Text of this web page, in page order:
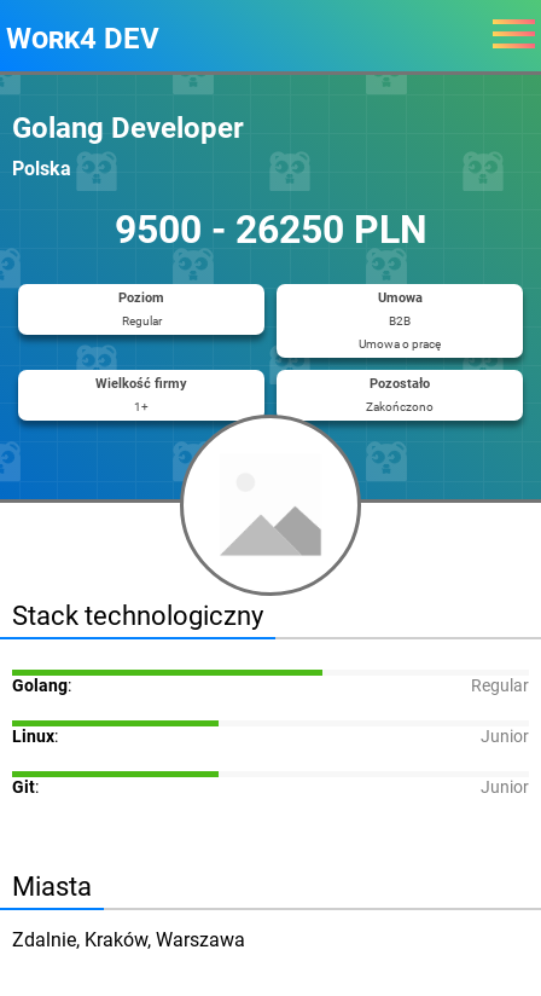
Work4 DEV
Golang Developer
Polska
9500 - 26250 PLN
Poziom
Regular
Umowa
B2B
Umowa o pracę
Wielkość firmy
1+
Pozostało
Zakończono
Stack technologiczny
Golang: Regular
Linux: Junior
Git: Junior
Miasta
Zdalnie, Kraków, Warszawa